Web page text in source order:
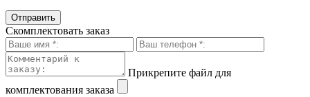
Скомплектовать заказ
Прикрепите файл для
комплектования заказа